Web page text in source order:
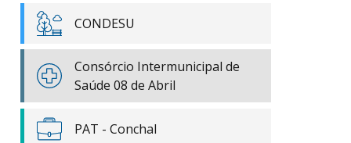
CONDESU
Consórcio Intermunicipal de
Saúde 08 de Abril
PAT - Conchal